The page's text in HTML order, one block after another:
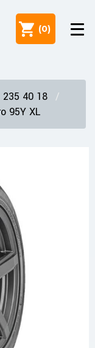
(0)
235 40 18
95Y XL